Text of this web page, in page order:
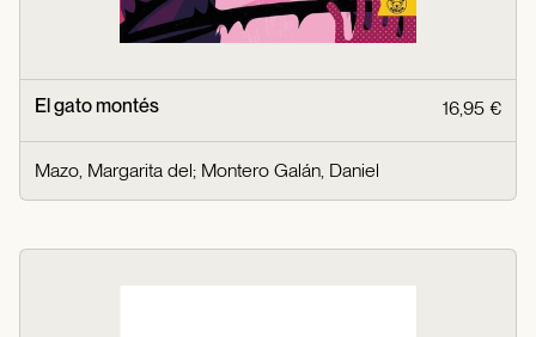
El gato montés 16,95 €
Mazo, Margarita del; Montero Galán, Daniel